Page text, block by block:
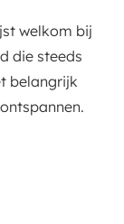
welkom bij
die steeds
belangrijk